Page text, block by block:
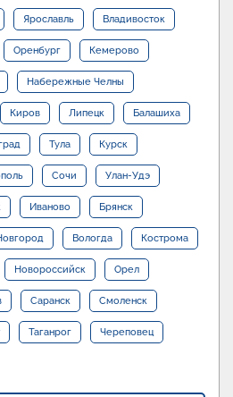
Ярославль Владивосток
Оренбург Кемерово
Набережные Челны
Киров Липецк Балашиха
Тула Курск
Сочи Улан-Удэ
Иваново Брянск
Вологда Кострома
Новороссийск Орел
Саранск Смоленск
Таганрог Череповец